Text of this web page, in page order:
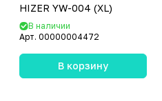
HIZER YW-004 (XL)
В наличии
Арт. 00000004472
В корзину